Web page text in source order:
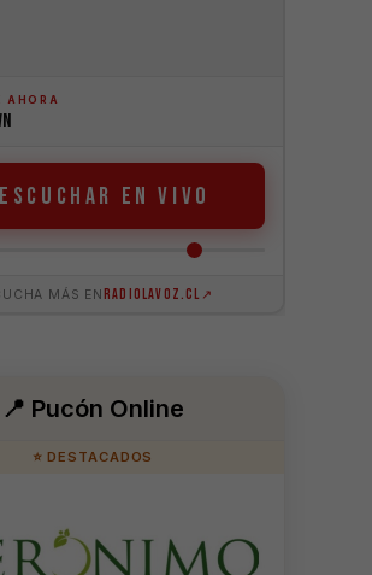
📍 Pucón Online
⭐ DESTACADOS